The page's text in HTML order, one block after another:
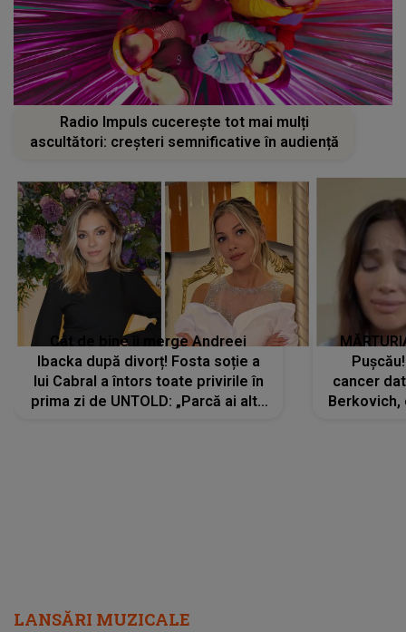
Radio Impuls cucerește tot mai mulți
ascultători: creșteri semnificative în audiență
Cât de bine îi merge Andreei
Ibacka după divorț! Fosta soție a
lui Cabral a întors toate privirile în
prima zi de UNTOLD: „Parcă ai altă
cancer
Berkovich,
LANSĂRI MUZICALE